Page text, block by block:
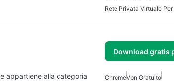
Rete Privata Virtuale
Download gratis
appartiene alla categoria ChromeVpn Gratuito